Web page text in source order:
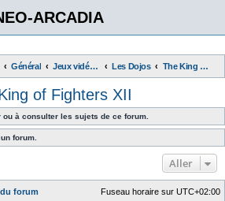
ARCADIA
Général Jeux vidéo d'arcade Les Dojos The King of Fighters XII
of Fighters XII
à consulter les sujets de ce forum.
forum.
Aller
forum Fuseau horaire sur UTC+02:00